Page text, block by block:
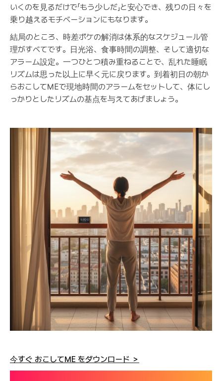
いくのを見るだけで「もう少しだ」と安心でき、残りの日々を
乗り越えるモチベーションにもなります。
結局のところ、時差ボケの解消は体系的なスケジュール管
理がすべてです。日光浴、食事時間の調整、そして適切な
アラーム設定。一つひとつ積み重ねることで、乱れた睡眠
リズムは思った以上に早く元に戻ります。到着初日の朝か
らおこしてMEで現地時間のアラームをセットして、体にし
っかりとしたリズムの基点を与えてあげましょう。
今すぐ おこしてME をダウンロード ＞